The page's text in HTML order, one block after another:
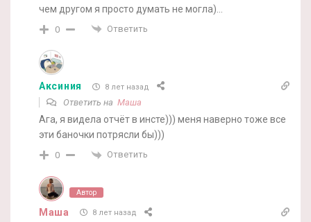
чем другом я просто думать не могла)…
0 Ответить
Аксиния 8 лет назад
Ответить на Маша
Ага, я видела отчёт в инсте))) меня наверно тоже все
эти баночки потрясли бы)))
0 Ответить
Автор
Маша 8 лет назад